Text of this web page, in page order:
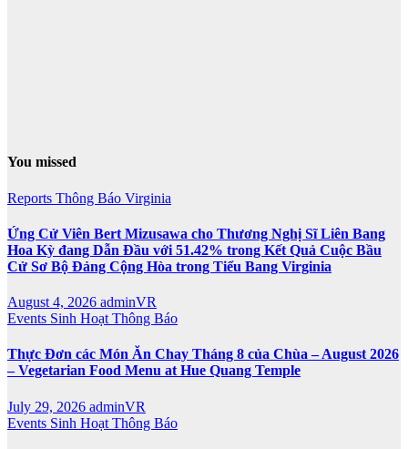
You missed
Reports Thông Báo Virginia
Ứng Cử Viên Bert Mizusawa cho Thương Nghị Sĩ Liên Bang
Hoa Kỳ đang Dẫn Đầu với 51.42% trong Kết Quả Cuộc Bầu
Cử Sơ Bộ Đảng Cộng Hòa trong Tiểu Bang Virginia
August 4, 2026 adminVR
Events Sinh Hoạt Thông Báo
Thực Đơn các Món Ăn Chay Tháng 8 của Chùa – August 2026
– Vegetarian Food Menu at Hue Quang Temple
July 29, 2026 adminVR
Events Sinh Hoạt Thông Báo